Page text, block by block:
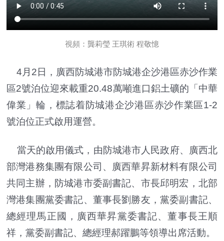
視頻：龔莉瑩 王琪術 程敬憶
4月2日，廣西防城港市防城港企沙港區赤沙作業
區2號泊位迎來載重20.48萬噸進口鋁土礦的「中華
偉業」輪，標誌着防城港企沙港區赤沙作業區1-2
號泊位正式啟用運營。
當天的啟用儀式，由防城港市人民政府、廣西北
部灣港務集團有限公司、廣西華昇新材料有限公司
共同主辦，防城港市委副書記、市長邱明宏，北部
灣港集團黨委書記、董事長劉勝友，黨委副書記、
總經理馬正國，廣西華昇黨委書記、董事長王順
祥，黨委副書記、總經理郝躍鵬等領導出席活動。